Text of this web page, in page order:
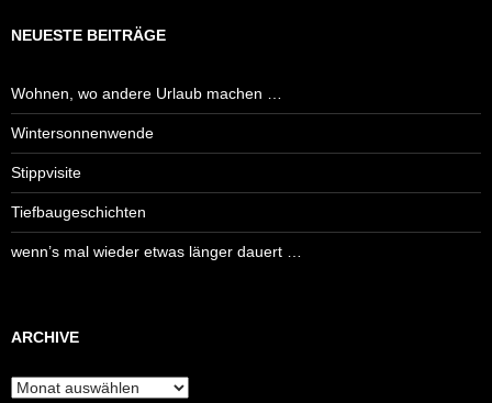
NEUESTE BEITRÄGE
Wohnen, wo andere Urlaub machen …
Wintersonnenwende
Stippvisite
Tiefbaugeschichten
wenn’s mal wieder etwas länger dauert …
ARCHIVE
Archive